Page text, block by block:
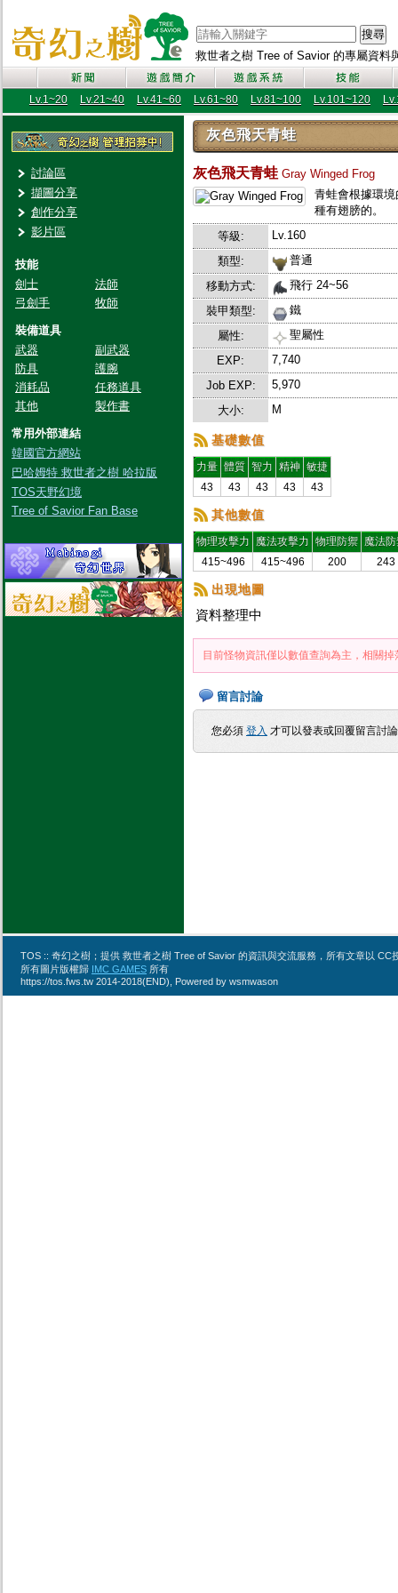
救世者之樹 Tree of Savior 的專屬資料
搜尋
Lv.1~20 Lv.21~40 Lv.41~60 Lv.61~80 Lv.81~100 Lv.101~120
討論區
擷圖分享
創作分享
影片區
技能
劍士
法師
弓劍手
牧師
裝備道具
武器
副武器
防具
護腕
消耗品
任務道具
其他
製作書
常用外部連結
韓國官方網站
巴哈姆特 救世者之樹 哈拉版
TOS天野幻境
Tree of Savior Fan Base
灰色飛天青蛙
灰色飛天青蛙 Gray Winged Frog
青蛙會根據環
種有翅膀的。
等級:
Lv.160
類型:
普通
移動方式:
飛行 24~56
裝甲類型:
鐵
屬性:
聖屬性
EXP:
7,740
Job EXP:
5,970
大小:
M
基礎數值
力量 體質 智力 精神 敏捷
43
43 43 43 43
其他數值
物理攻擊力 魔法攻擊力 物理防禦 魔法
415~496
415~496 200 243
出現地圖
資料整理中
目前怪物資訊僅以數值查詢為主，相關
留言討論
您必須 登入 才可以發表或回覆留言討論
TOS :: 奇幻之樹；提供 救世者之樹 Tree of Savior 的資訊與交流服務，所有文章以
所有圖片版權歸 IMC GAMES 所有
https://tos.fws.tw 2014-2018(END), Powered by wsmwason